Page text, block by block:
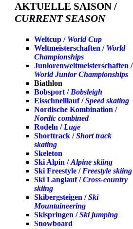
AKTUELLE SAISON /
CURRENT SEASON
Weltcup / World Cup
Weltmeisterschaften / World
Championships
Juniorenweltmeisterschaften /
World Junior Championships
Biathlon
Bobsport / Bobsleigh
Eisschnelllauf /Speed skating
Nordische Kombination /
Nordic combined
Rodeln / Luge
Shorttrack /Short track
skating
Skeleton
Ski Alpin /Alpine skiing
Ski Freestyle / Freestyle skiing
Ski Langlauf /Cross-country
skiing
Skibergsteigen /Ski
Mountaineering
Skispringen /Ski jumping
Snowboard